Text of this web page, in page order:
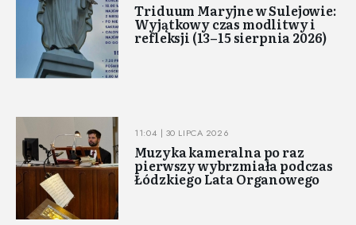
Triduum Maryjne w Sulejowie:
Wyjątkowy czas modlitwy i
refleksji (13–15 sierpnia 2026)
11:04 | 30 LIPCA 2026
Muzyka kameralna po raz
pierwszy wybrzmiała podczas
Łódzkiego Lata Organowego